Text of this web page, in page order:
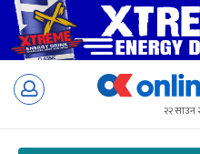
Skip
२२ साउन